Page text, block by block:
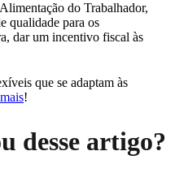
do Trabalhador,
qualidade para os
dar um incentivo fiscal às
que se adaptam às
!
desse artigo?